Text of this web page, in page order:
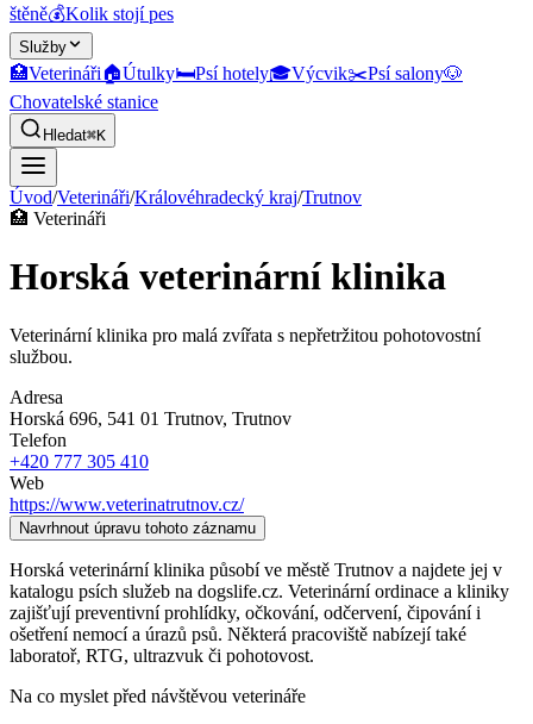
štěně💰Kolik stojí pes
Služby
🏥Veterináři🏠Útulky🛏️Psí hotely🎓Výcvik✂️Psí salony🐶
Chovatelské stanice
Hledat⌘K
Úvod/Veterináři/Královéhradecký kraj/Trutnov
🏥 Veterináři
Horská veterinární klinika
Veterinární klinika pro malá zvířata s nepřetržitou pohotovostní
službou.
Adresa
Horská 696, 541 01 Trutnov, Trutnov
Telefon
+420 777 305 410
Web
https://www.veterinatrutnov.cz/
Navrhnout úpravu tohoto záznamu
Horská veterinární klinika působí ve městě Trutnov a najdete jej v
katalogu psích služeb na dogslife.cz. Veterinární ordinace a kliniky
zajišťují preventivní prohlídky, očkování, odčervení, čipování i
ošetření nemocí a úrazů psů. Některá pracoviště nabízejí také
laboratoř, RTG, ultrazvuk či pohotovost.
Na co myslet před návštěvou veterináře